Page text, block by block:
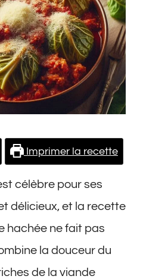
Imprimer la recette
célèbre pour ses
délicieux, et la recette
hachée ne fait pas
la douceur du
de la viande